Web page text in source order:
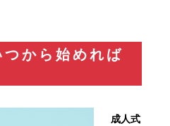
から始めれば
成人式